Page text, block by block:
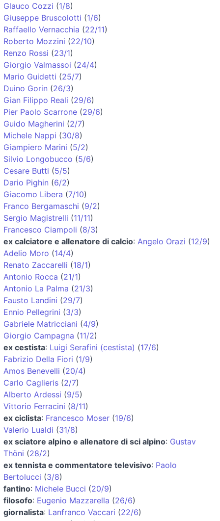
Glauco Cozzi (1/8)
Giuseppe Bruscolotti (1/6)
Raffaello Vernacchia (22/11)
Roberto Mozzini (22/10)
Renzo Rossi (23/1)
Giorgio Valmassoi (24/4)
Mario Guidetti (25/7)
Duino Gorin (26/3)
Gian Filippo Reali (29/6)
Pier Paolo Scarrone (29/6)
Guido Magherini (2/7)
Michele Nappi (30/8)
Giampiero Marini (5/2)
Silvio Longobucco (5/6)
Cesare Butti (5/5)
Dario Pighin (6/2)
Giacomo Libera (7/10)
Franco Bergamaschi (9/2)
Sergio Magistrelli (11/11)
Francesco Ciampoli (8/3)
ex calciatore e allenatore di calcio: Angelo Orazi (12/9)
Adelio Moro (14/4)
Renato Zaccarelli (18/1)
Antonio Rocca (21/1)
Antonio La Palma (21/3)
Fausto Landini (29/7)
Ennio Pellegrini (3/3)
Gabriele Matricciani (4/9)
Giorgio Campagna (11/2)
ex cestista: Luigi Serafini (cestista) (17/6)
Fabrizio Della Fiori (1/9)
Amos Benevelli (20/4)
Carlo Caglieris (2/7)
Alberto Ardessi (9/5)
Vittorio Ferracini (8/11)
ex ciclista: Francesco Moser (19/6)
Valerio Lualdi (31/8)
ex sciatore alpino e allenatore di sci alpino: Gustav
Thöni (28/2)
ex tennista e commentatore televisivo: Paolo
Bertolucci (3/8)
fantino: Michele Bucci (20/9)
filosofo: Eugenio Mazzarella (26/6)
giornalista: Lanfranco Vaccari (22/6)